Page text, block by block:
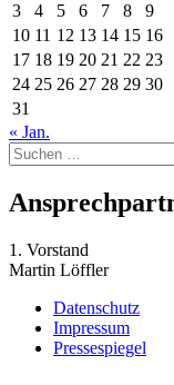
3
4 5 6 7 8
9
10 11 12 13 14 15 16
17 18 19 20 21 22 23
24 25 26 27 28 29 30
31
« Jan.
Suchen
nach:
1. Vorstand
Martin Löffler
Datenschutz
Impressum
Pressespiegel